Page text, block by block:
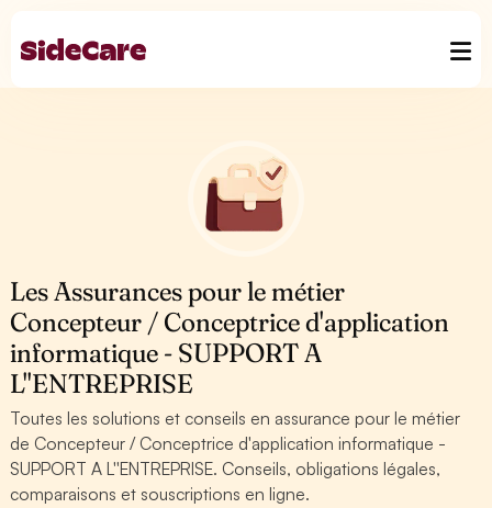
Les Assurances pour le métier
Concepteur / Conceptrice d'application
informatique - SUPPORT A
L''ENTREPRISE
Toutes les solutions et conseils en assurance pour le métier
de Concepteur / Conceptrice d'application informatique -
SUPPORT A L''ENTREPRISE. Conseils, obligations légales,
comparaisons et souscriptions en ligne.